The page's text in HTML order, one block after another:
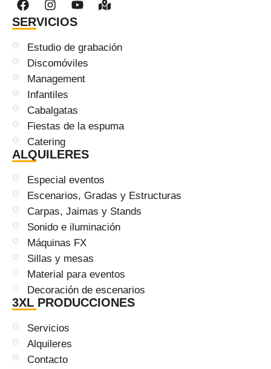
SERVICIOS
Estudio de grabación
Discomóviles
Management
Infantiles
Cabalgatas
Fiestas de la espuma
Catering
ALQUILERES
Especial eventos
Escenarios, Gradas y Estructuras
Carpas, Jaimas y Stands
Sonido e iluminación
Máquinas FX
Sillas y mesas
Material para eventos
Decoración de escenarios
3XL PRODUCCIONES
Servicios
Alquileres
Contacto